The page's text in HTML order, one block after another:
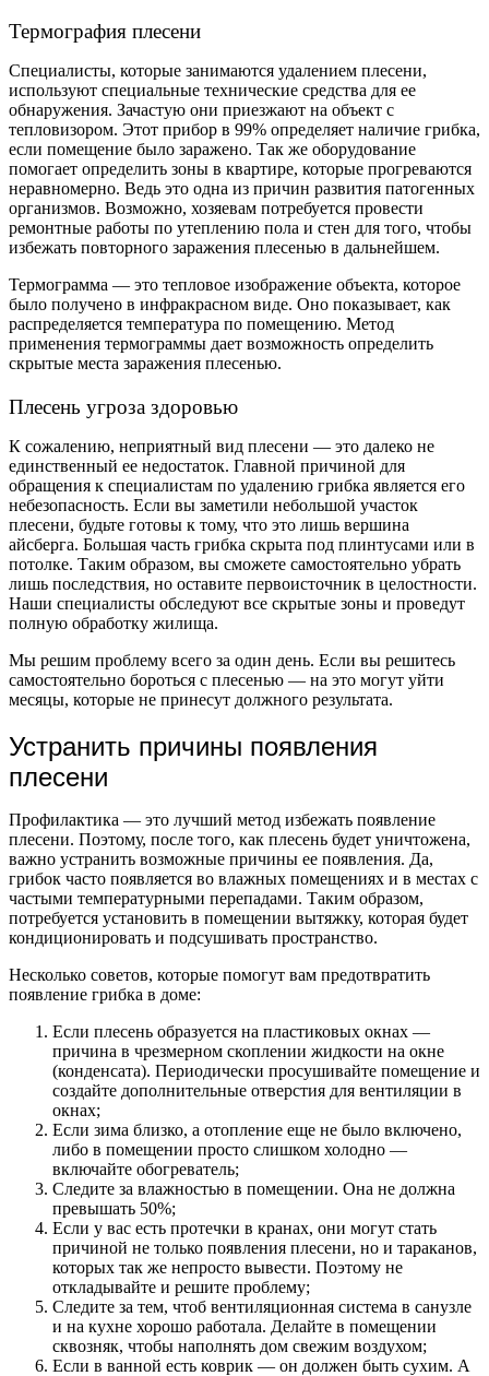
Термография плесени
Специалисты, которые занимаются удалением плесени,
используют специальные технические средства для ее
обнаружения. Зачастую они приезжают на объект с
тепловизором. Этот прибор в 99% определяет наличие грибка,
если помещение было заражено. Так же оборудование
помогает определить зоны в квартире, которые прогреваются
неравномерно. Ведь это одна из причин развития патогенных
организмов. Возможно, хозяевам потребуется провести
ремонтные работы по утеплению пола и стен для того, чтобы
избежать повторного заражения плесенью в дальнейшем.
Термограмма — это тепловое изображение объекта, которое
было получено в инфракрасном виде. Оно показывает, как
распределяется температура по помещению. Метод
применения термограммы дает возможность определить
скрытые места заражения плесенью.
Плесень угроза здоровью
К сожалению, неприятный вид плесени — это далеко не
единственный ее недостаток. Главной причиной для
обращения к специалистам по удалению грибка является его
небезопасность. Если вы заметили небольшой участок
плесени, будьте готовы к тому, что это лишь вершина
айсберга. Большая часть грибка скрыта под плинтусами или в
потолке. Таким образом, вы сможете самостоятельно убрать
лишь последствия, но оставите первоисточник в целостности.
Наши специалисты обследуют все скрытые зоны и проведут
полную обработку жилища.
Мы решим проблему всего за один день. Если вы решитесь
самостоятельно бороться с плесенью — на это могут уйти
месяцы, которые не принесут должного результата.
Устранить причины появления
плесени
Профилактика — это лучший метод избежать появление
плесени. Поэтому, после того, как плесень будет уничтожена,
важно устранить возможные причины ее появления. Да,
грибок часто появляется во влажных помещениях и в местах с
частыми температурными перепадами. Таким образом,
потребуется установить в помещении вытяжку, которая будет
кондиционировать и подсушивать пространство.
Несколько советов, которые помогут вам предотвратить
появление грибка в доме:
Если плесень образуется на пластиковых окнах —
причина в чрезмерном скоплении жидкости на окне
(конденсата). Периодически просушивайте помещение и
создайте дополнительные отверстия для вентиляции в
окнах;
Если зима близко, а отопление еще не было включено,
либо в помещении просто слишком холодно —
включайте обогреватель;
Следите за влажностью в помещении. Она не должна
превышать 50%;
Если у вас есть протечки в кранах, они могут стать
причиной не только появления плесени, но и тараканов,
которых так же непросто вывести. Поэтому не
откладывайте и решите проблему;
Следите за тем, чтоб вентиляционная система в санузле
и на кухне хорошо работала. Делайте в помещении
сквозняк, чтобы наполнять дом свежим воздухом;
Если в ванной есть коврик — он должен быть сухим. А